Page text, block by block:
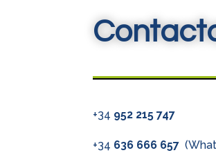
+34 952 215 747
+34 636 666 657